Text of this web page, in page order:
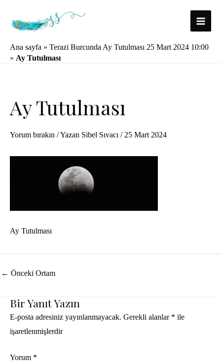
Main
Menu
Ana sayfa » Terazi Burcunda Ay Tutulması 25 Mart 2024 10:00
» Ay Tutulması
Ay Tutulması
Yorum bırakın / Yazan Sibel Sıvacı / 25 Mart 2024
Ay Tutulması
Yazı
← Önceki Ortam
Bir Yanıt Yazın
E-posta adresiniz yayınlanmayacak. Gerekli alanlar * ile
işaretlenmişlerdir
Yorum *